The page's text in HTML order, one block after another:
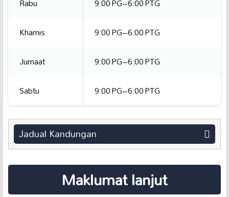
Khamis
9:00 PG–6:00 PTG
Jumaat
9:00 PG–6:00 PTG
Sabtu
9:00 PG–6:00 PTG
Jadual Kandungan
Maklumat lanjut